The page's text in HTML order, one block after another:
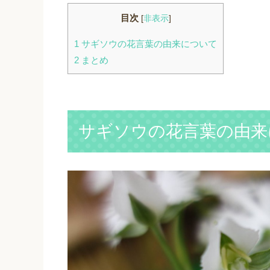
目次 [非表示]
1 サギソウの花言葉の由来について
2 まとめ
サギソウの花言葉の由